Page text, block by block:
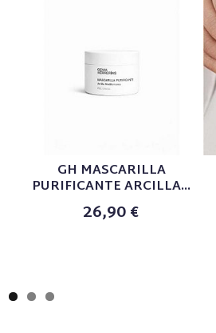
GH MASCARILLA
PURIFICANTE ARCILLA...
26,90 €